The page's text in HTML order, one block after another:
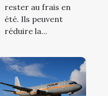
rester au frais en
été. Ils peuvent
réduire la...